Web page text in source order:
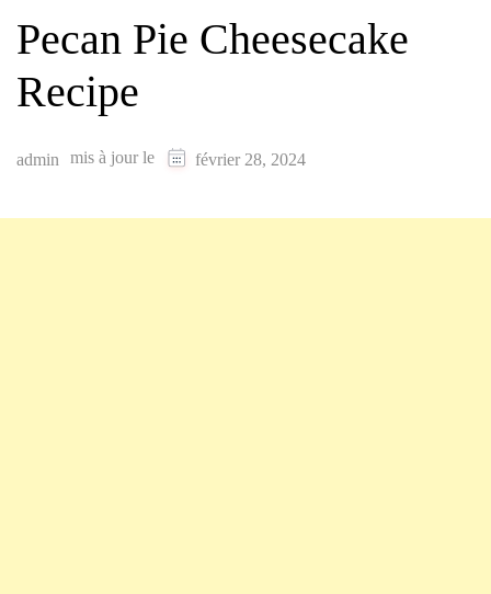
Pecan Pie Cheesecake
Recipe
admin mis à jour le février 28, 2024